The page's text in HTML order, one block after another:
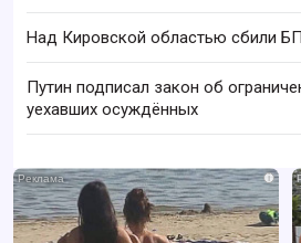
Над Кировской областью сбили
Путин подписал закон об
уехавших осуждённых
i